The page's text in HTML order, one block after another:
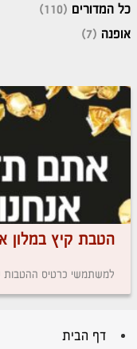
כל המדורים (110)
אופנה (7)
הטבת קיץ במלון
למשתמשי כרטיס
דף הבית